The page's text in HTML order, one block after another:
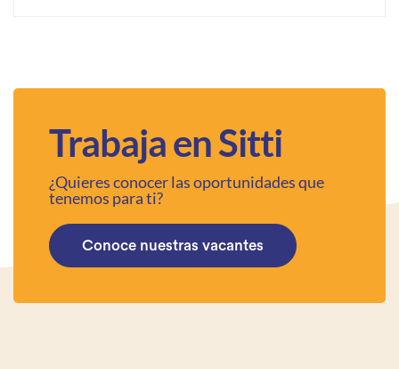
Trabaja en Sitti
¿Quieres conocer las oportunidades que
tenemos para ti?
Conoce nuestras vacantes